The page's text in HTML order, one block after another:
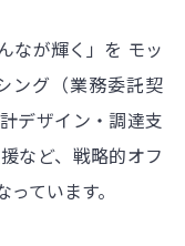
なが輝く」を モッ
ング（業務委託契
デザイン・調達支
など、戦略的オフ
ています。